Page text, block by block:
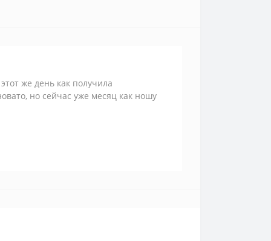
же день как получила
но сейчас уже месяц как ношу